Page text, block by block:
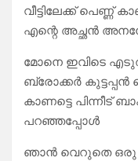
വീട്ടിലേക്ക് പെണ്ണ്
എന്റെ അച്ഛൻ
മോനെ ഇവിടെ
ബ്രോക്കർ കുട്ടപ്പൻ
കാണട്ടെ പിന്നീട്
പറഞ്ഞപ്പോൾ
ഞാൻ വെറുതെ ഒരു